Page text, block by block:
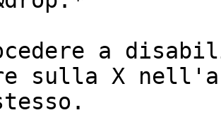
a
sulla X